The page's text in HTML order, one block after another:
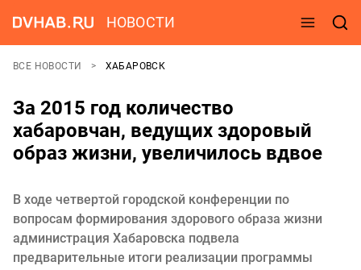
НОВОСТИ
ВСЕ НОВОСТИ ХАБАРОВСК
За 2015 год количество
хабаровчан, ведущих здоровый
образ жизни, увеличилось вдвое
В ходе четвертой городской конференции по
вопросам формирования здорового образа жизни
администрация Хабаровска подвела
предварительные итоги реализации программы